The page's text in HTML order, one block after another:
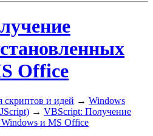
Office
скриптов и идей → Windows
→ VBScript: Получение
и MS Office